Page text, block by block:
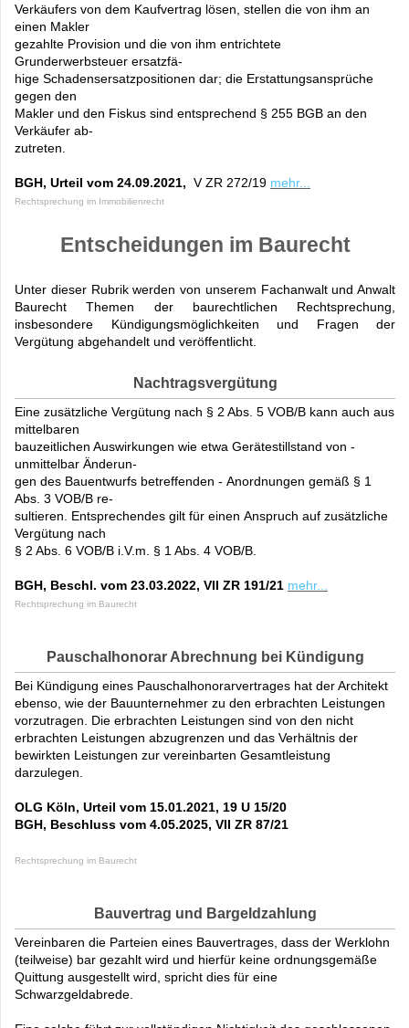
Verkäufers von dem Kaufvertrag lösen, stellen die von ihm an
einen Makler
gezahlte Provision und die von ihm entrichtete
Grunderwerbsteuer ersatzfä-
hige Schadensersatzpositionen dar; die Erstattungsansprüche
gegen den
Makler und den Fiskus sind entsprechend § 255 BGB an den
Verkäufer ab-
zutreten.
BGH, Urteil vom 24.09.2021, V ZR 272/19 mehr...
Rechtsprechung im Immobilienrecht
Entscheidungen im Baurecht
Unter dieser Rubrik werden von unserem Fachanwalt und Anwalt
Baurecht Themen der baurechtlichen Rechtsprechung,
insbesondere Kündigungsmöglichkeiten und Fragen der
Vergütung abgehandelt und veröffentlicht.
Nachtragsvergütung
Eine zusätzliche Vergütung nach § 2 Abs. 5 VOB/B kann auch aus
mittelbaren
bauzeitlichen Auswirkungen wie etwa Gerätestillstand von -
unmittelbar Änderun-
gen des Bauentwurfs betreffenden - Anordnungen gemäß § 1
Abs. 3 VOB/B re-
sultieren. Entsprechendes gilt für einen Anspruch auf zusätzliche
Vergütung nach
§ 2 Abs. 6 VOB/B i.V.m. § 1 Abs. 4 VOB/B.
BGH, Beschl. vom 23.03.2022, VII ZR 191/21 mehr...
Rechtsprechung im Baurecht
Pauschalhonorar Abrechnung bei Kündigung
Bei Kündigung eines Pauschalhonorarvertrages hat der Architekt
ebenso, wie der Bauunternehmer zu den erbrachten Leistungen
vorzutragen. Die erbrachten Leistungen sind von den nicht
erbrachten Leistungen abzugrenzen und das Verhältnis der
bewirkten Leistungen zur vereinbarten Gesamtleistung
darzulegen.
OLG Köln, Urteil vom 15.01.2021, 19 U 15/20
BGH, Beschluss vom 4.05.2025, VII ZR 87/21
Rechtsprechung im Baurecht
Bauvertrag und Bargeldzahlung
Vereinbaren die Parteien eines Bauvertrages, dass der Werklohn
(teilweise) bar gezahlt wird und hierfür keine ordnungsgemäße
Quittung ausgestellt wird, spricht dies für eine
Schwarzgeldabrede.